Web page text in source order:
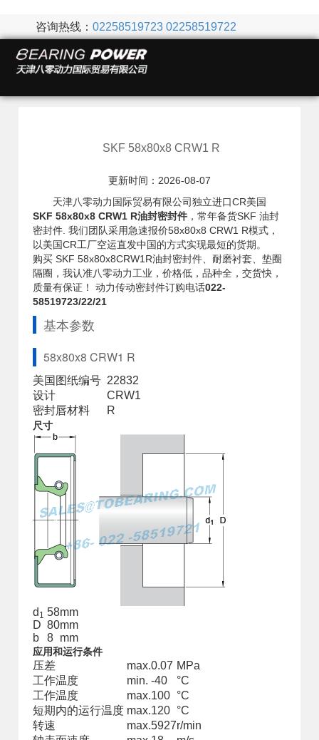
咨询热线： 02258519723 02258519722
SKF 58x80x8 CRW1 R
更新时间：2026-08-07
天津八零动力国际贸易有限公司独立进口CR美国
SKF 58x80x8 CRW1 R油封密封件 ，常年备货SKF 油封
密封件. 我们团队采用急速报价58x80x8 CRW1 R模式，
以美国CR工厂空运直发中国的方式实现最短的货期。
购买 SKF 58x80x8CRW1R油封密封件、耐磨衬套、垫圈
隔圈，我认准八零动力工业，价格低，品种全，交货快，
质量有保证！ 动力传动密封件订购电话022-
58519723/22/21
基本参数
58x80x8 CRW1 R
美国图纸编号 22832
设计
CRW1
密封唇材料
R
尺寸
d 1 58mm
D 80mm
b
8 mm
应用和运行条件
压差 max.0.07 MPa
工作温度
min. -40
°C
工作温度
max.100 °C
短期内的运行温度 max.120 °C
转速
max.5927r/min